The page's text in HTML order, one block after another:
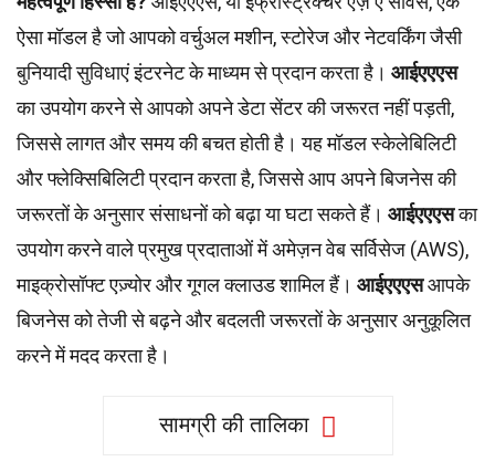
ऐसा मॉडल है जो आपको वर्चुअल मशीन, स्टोरेज और नेटवर्किंग जैसी
बुनियादी सुविधाएं इंटरनेट के माध्यम से प्रदान करता है। आईएएएस
का उपयोग करने से आपको अपने डेटा सेंटर की जरूरत नहीं पड़ती,
जिससे लागत और समय की बचत होती है। यह मॉडल स्केलेबिलिटी
और फ्लेक्सिबिलिटी प्रदान करता है, जिससे आप अपने बिजनेस की
जरूरतों के अनुसार संसाधनों को बढ़ा या घटा सकते हैं। आईएएएसका
उपयोग करने वाले प्रमुख प्रदाताओं में अमेज़न वेब सर्विसेज (AWS),
माइक्रोसॉफ्ट एज़्योर और गूगल क्लाउड शामिल हैं। आईएएएसआपके
बिजनेस को तेजी से बढ़ने और बदलती जरूरतों के अनुसार अनुकूलित
करने में मदद करता है।
सामग्री की तालिका